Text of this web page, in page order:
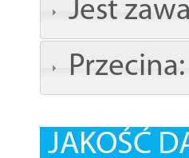
Jest
Przecina:
JAKOŚĆ